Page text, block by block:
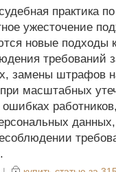
практика
ужесточение
новые подходы
требований
замены штрафов
масштабных